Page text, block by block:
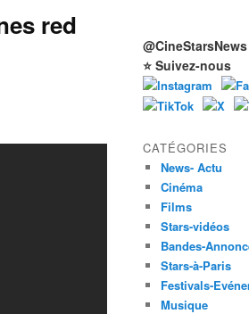
red
⭐ Suivez-nous
CATÉGORIES
News- Actu
Cinéma
Films
Stars-vidéos
Bandes-
Stars-à-Paris
Festivals-
Musique